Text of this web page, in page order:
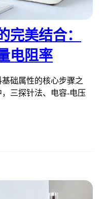
完美结合：
电阻率
础属性的核心步骤之
三探针法、电容-电压